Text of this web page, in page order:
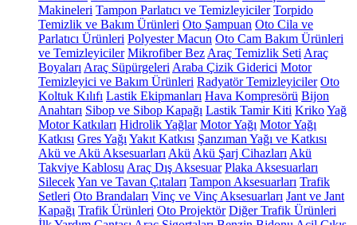
Makineleri Tampon Parlatıcı ve Temizleyiciler Torpido
Temizlik ve Bakım Ürünleri Oto Şampuan Oto Cila ve
Parlatıcı Ürünleri Polyester Macun Oto Cam Bakım Ürünleri
ve Temizleyiciler Mikrofiber Bez Araç Temizlik Seti Araç
Boyaları Araç Süpürgeleri Araba Çizik Giderici Motor
Temizleyici ve Bakım Ürünleri Radyatör Temizleyiciler Oto
Koltuk Kılıfı Lastik Ekipmanları Hava Kompresörü Bijon
Anahtarı Sibop ve Sibop Kapağı Lastik Tamir Kiti KrikoYağ
Motor Katkıları Hidrolik Yağlar Motor Yağı Motor Yağı
Katkısı Gres Yağı Yakıt Katkısı Şanzıman Yağı ve Katkısı
Akü ve Akü Aksesuarları Akü Akü Şarj Cihazları Akü
Takviye Kablosu Araç Dış Aksesuar Plaka Aksesuarları
SilecekYan ve Tavan Çıtaları Tampon Aksesuarları Trafik
Setleri Oto Brandaları Vinç ve Vinç Aksesuarları Jant ve Jant
Kapağı Trafik Ürünleri Oto Projektör Diğer Trafik Ürünleri